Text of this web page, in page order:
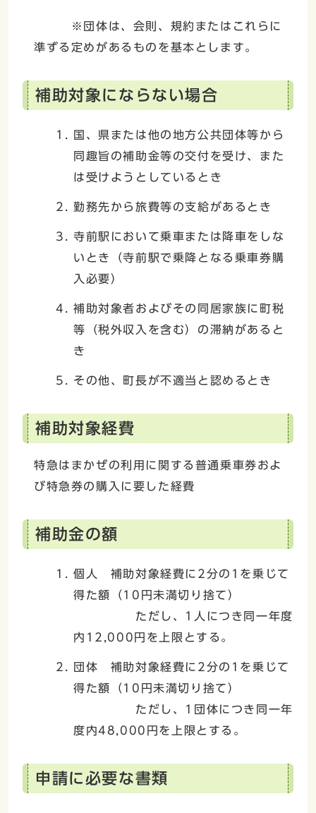
※団体は、会則、規約またはこれらに
準ずる定めがあるものを基本とします。
補助対象にならない場合
国、県または他の地方公共団体等から
同趣旨の補助金等の交付を受け、また
は受けようとしているとき
勤務先から旅費等の支給があるとき
寺前駅において乗車または降車をしな
いとき（寺前駅で乗降となる乗車券購
入必要）
補助対象者およびその同居家族に町税
等（税外収入を含む）の滞納があると
き
その他、町長が不適当と認めるとき
補助対象経費
特急はまかぜの利用に関する普通乗車券およ
び特急券の購入に要した経費
補助金の額
個人 補助対象経費に2分の1を乗じて
得た額（10円未満切り捨て）
ただし、1人につき同一年度
内12,000円を上限とする。
団体 補助対象経費に2分の1を乗じて
得た額（10円未満切り捨て）
ただし、1団体につき同一年
度内48,000円を上限とする。
申請に必要な書類